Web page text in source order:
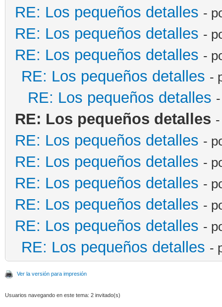
RE: Los pequeños detalles -
RE: Los pequeños detalles -
RE: Los pequeños detalles -
RE: Los pequeños detalles -
RE: Los pequeños detalles
RE: Los pequeños detalles
RE: Los pequeños detalles -
RE: Los pequeños detalles -
RE: Los pequeños detalles -
RE: Los pequeños detalles -
RE: Los pequeños detalles -
RE: Los pequeños detalles -
Ver la versión para impresión
Usuarios navegando en este tema: 2 invitado(s)